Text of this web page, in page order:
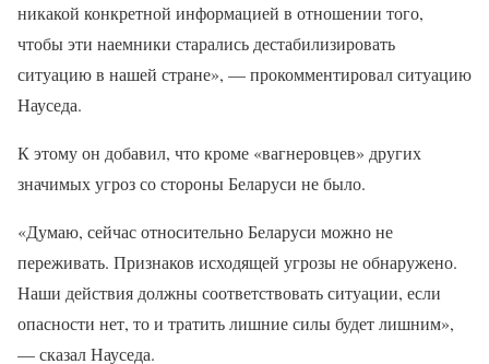
никакой конкретной информацией в отношении того,
чтобы эти наемники старались дестабилизировать
ситуацию в нашей стране», — прокомментировал ситуацию
Науседа.
К этому он добавил, что кроме «вагнеровцев» других
значимых угроз со стороны Беларуси не было.
«Думаю, сейчас относительно Беларуси можно не
переживать. Признаков исходящей угрозы не обнаружено.
Наши действия должны соответствовать ситуации, если
опасности нет, то и тратить лишние силы будет лишним»,
— сказал Науседа.